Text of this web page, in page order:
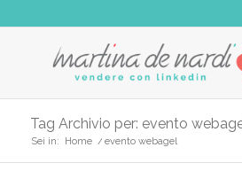
Tag Archivio per: evento
Sei in: Home / evento webagel